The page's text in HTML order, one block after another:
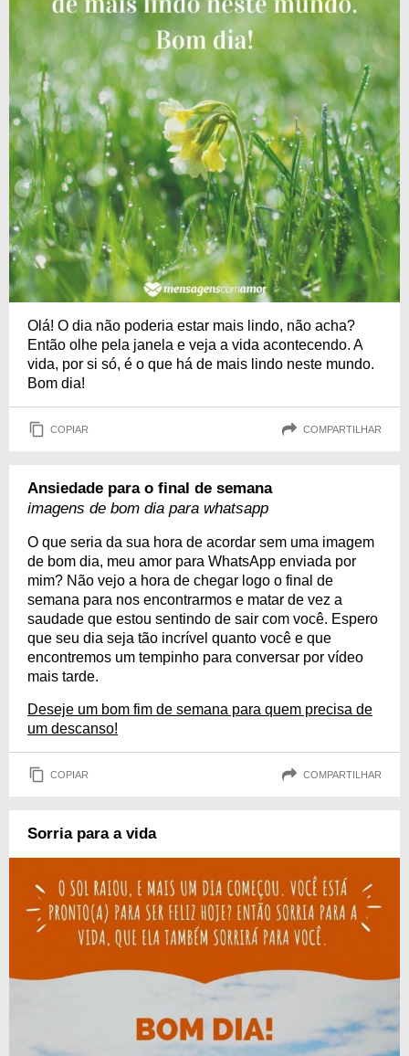
Olá! O dia não poderia estar mais lindo, não acha?
Então olhe pela janela e veja a vida acontecendo. A
vida, por si só, é o que há de mais lindo neste mundo.
Bom dia!
COPIAR COMPARTILHAR
Ansiedade para o final de semana
imagens de bom dia para whatsapp
O que seria da sua hora de acordar sem uma imagem
de bom dia, meu amor para WhatsApp enviada por
mim? Não vejo a hora de chegar logo o final de
semana para nos encontrarmos e matar de vez a
saudade que estou sentindo de sair com você. Espero
que seu dia seja tão incrível quanto você e que
encontremos um tempinho para conversar por vídeo
mais tarde.
Deseje um bom fim de semana para quem precisa de
um descanso!
COPIAR COMPARTILHAR
Sorria para a vida